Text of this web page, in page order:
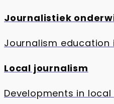
Journalistiek
Journalism
Local journalism
Developments in